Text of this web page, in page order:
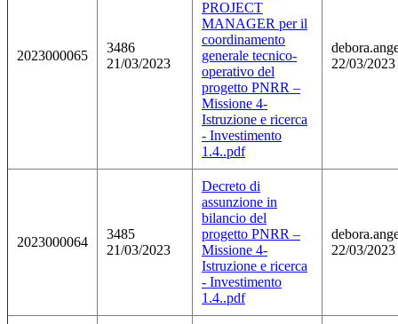
2023000065
3486
21/03/2023
PROJECT
MANAGER per il
coordinamento
generale tecnico-
operativo del
progetto PNRR –
Missione 4-
Istruzione e ricerca
- Investimento
1.4..pdf
22/03/2023
2023000064
3485
21/03/2023
Decreto di
assunzione in
bilancio del
progetto PNRR –
Missione 4-
Istruzione e ricerca
- Investimento
1.4..pdf
22/03/2023